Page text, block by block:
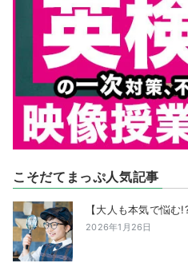
こそだてまっぷ人気記事
【大人も本気で悩
2026年1月26日